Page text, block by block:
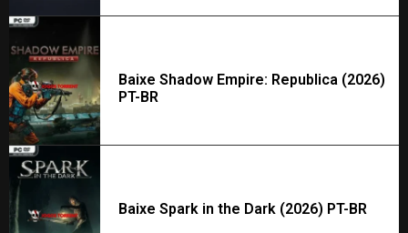
Baixe Shadow Empire: Republica (2026)
PT-BR
Baixe Spark in the Dark (2026) PT-BR